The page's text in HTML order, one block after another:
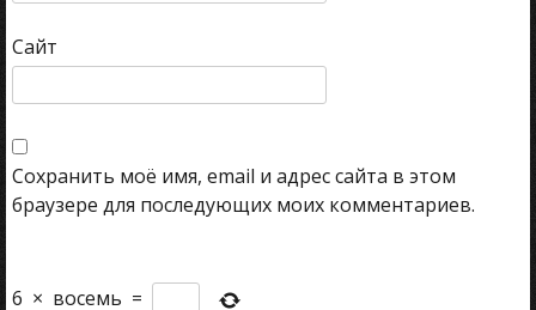
Сайт
Сохранить моё имя, email и адрес сайта в этом
браузере для последующих моих комментариев.
6 × восемь =